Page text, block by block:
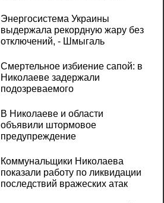
Энергосистема Украины
выдержала рекордную жару без
отключений, - Шмыгаль
Смертельное избиение сапой: в
Николаеве задержали
подозреваемого
В Николаеве и области
объявили штормовое
предупреждение
Коммунальщики Николаева
показали работу по ликвидации
последствий вражеских атак